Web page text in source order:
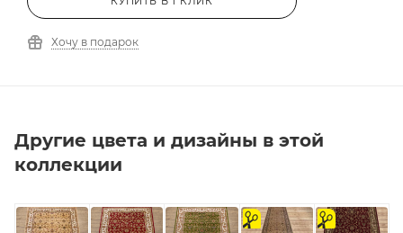
Хочу в подарок
Другие цвета и дизайны в этой
коллекции
на
отрез
на
отрез